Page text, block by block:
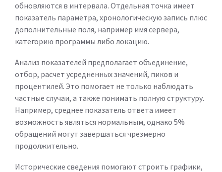
обновляются в интервала. Отдельная точка имеет
показатель параметра, хронологическую запись плюс
дополнительные поля, например имя сервера,
категорию программы либо локацию.
Анализ показателей предполагает объединение,
отбор, расчет усредненных значений, пиков и
процентилей. Это помогает не только наблюдать
частные случаи, а также понимать полную структуру.
Например, среднее показатель ответа имеет
возможность являться нормальным, однако 5%
обращений могут завершаться чрезмерно
продолжительно.
Исторические сведения помогают строить графики,